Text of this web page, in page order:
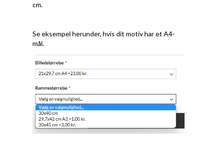
cm.
Se eksempel herunder, hvis dit motiv har et A4-
mål.